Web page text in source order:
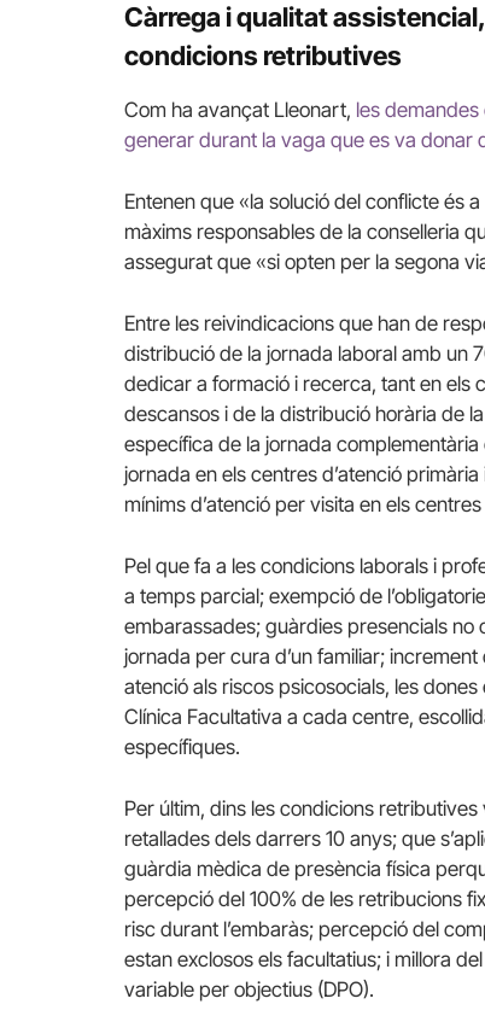
Càrrega i qualitat
condicions retributives
Com ha avançat Lleonart, les
generar durant la vaga que es va donar
Entenen que «la solució del conflicte és
màxims responsables de la conselleria
assegurat que «si opten per la segona
Entre les reivindicacions que han de
distribució de la jornada laboral amb un
dedicar a formació i recerca, tant en els
descansos i de la distribució horària de
específica de la jornada
jornada en els centres d’atenció
mínims d’atenció per visita en els
Pel que fa a les condicions laborals i
a temps parcial; exempció de
embarassades; guàrdies presencials no
jornada per cura d’un familiar;
atenció als riscos psicosocials, les
Clínica Facultativa a cada centre,
específiques.
Per últim, dins les condicions
retallades dels darrers 10 anys; que
guàrdia mèdica de presència física
percepció del 100% de les retribucions
risc durant l’embaràs; percepció del
estan exclosos els facultatius; i millora
variable per objectius (DPO).